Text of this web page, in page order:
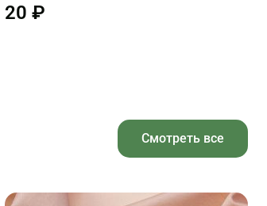
20 ₽
Смотреть все